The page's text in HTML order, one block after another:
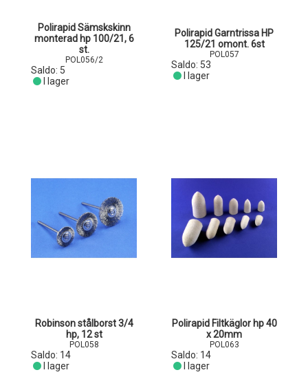
Polirapid Sämskskinn
monterad hp 100/21, 6
st.
POL056/2
Saldo: 5
I lager
Polirapid Garntrissa HP
125/21 omont. 6st
POL057
Saldo: 53
I lager
Robinson stålborst 3/4
hp, 12 st
POL058
Saldo: 14
I lager
Polirapid Filtkäglor hp 40
x 20mm
POL063
Saldo: 14
I lager